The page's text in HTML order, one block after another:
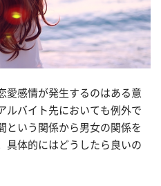
愛感情が発生するのはある意
ルバイト先においても例外で
という関係から男女の関係を
具体的にはどうしたら良いの